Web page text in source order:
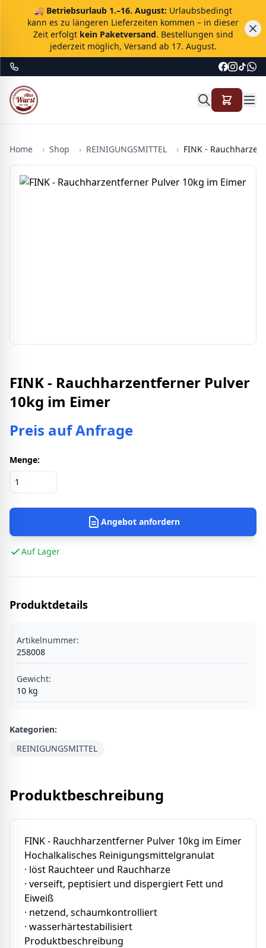
🚚 Betriebsurlaub 1.–16. August: Urlaubsbedingt
kann es zu längeren Lieferzeiten kommen – in dieser
Zeit erfolgt kein Paketversand. Bestellungen sind
jederzeit möglich, Versand ab 17. August.
Home › Shop › REINIGUNGSMITTEL › FINK -
FINK - Rauchharzentferner Pulver
10kg im Eimer
Preis auf Anfrage
Menge:
Angebot anfordern
Auf Lager
Produktdetails
Artikelnummer:
258008
Gewicht:
10 kg
Kategorien:
REINIGUNGSMITTEL
Produktbeschreibung
FINK - Rauchharzentferner Pulver 10kg im Eimer
Hochalkalisches Reinigungsmittelgranulat
· löst Rauchteer und Rauchharze
· verseift, peptisiert und dispergiert Fett und
Eiweiß
· netzend, schaumkontrolliert
· wasserhärtestabilisiert
Produktbeschreibung